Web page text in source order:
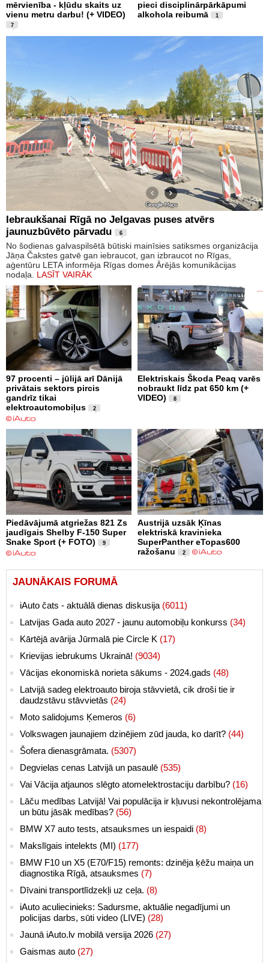
mērvienība - kļūdu skaits uz
vienu metru darbu! (+ VIDEO)
7
pieci disciplinārpārkāpumi
alkohola reibumā
1
Iebraukšanai Rīgā no Jelgavas puses atvērs
jaunuzbūvēto pārvadu
6
No šodienas galvaspilsētā būtiski mainīsies satiksmes organizācija
Jāņa Čakstes gatvē gan iebraucot, gan izbraucot no Rīgas,
aģentūru LETA informēja Rīgas domes Ārējās komunikācijas
nodaļa. LASĪT VAIRĀK
97 procenti – jūlijā arī Dānijā
privātais sektors pircis
gandrīz tikai
elektroautomobiļus
2
Elektriskais Škoda Peaq varēs
nobraukt līdz pat 650 km (+
VIDEO)
8
Piedāvājumā atgriežas 821 Zs
jaudīgais Shelby F-150 Super
Snake Sport (+ FOTO)
9
Austrijā uzsāk Ķīnas
elektriskā kravinieka
SuperPanther eTopas600
ražošanu
2
JAUNĀKAIS FORUMĀ
iAuto čats - aktuālā dienas diskusija (6011)
Latvijas Gada auto 2027 - jaunu automobiļu konkurss (34)
Kārtējā avārija Jūrmalā pie Circle K (17)
Krievijas iebrukums Ukrainā! (9034)
Vācijas ekonomiskā norieta sākums - 2024.gads (48)
Latvijā sadeg elektroauto biroja stāvvietā, cik droši tie ir
daudzstāvu stāvvietās (24)
Moto salidojums Ķemeros (6)
Volkswagen jaunajiem dzinējiem zūd jauda, ko darīt? (44)
Šofera dienasgrāmata. (5307)
Degvielas cenas Latvijā un pasaulē (535)
Vai Vācija atjaunos slēgto atomelektrostaciju darbību? (16)
Lāču medības Latvijā! Vai populācija ir kļuvusi nekontrolējama
un būtu jāsāk medības? (56)
BMW X7 auto tests, atsauksmes un iespaidi (8)
Makslīgais intelekts (MI) (177)
BMW F10 un X5 (E70/F15) remonts: dzinēja ķēžu maiņa un
diagnostika Rīgā, atsauksmes (7)
Dīvaini transportlīdzekļi uz ceļa. (8)
iAuto aculiecinieks: Sadursme, aktuālie negadījumi un
policijas darbs, sūti video (LIVE) (28)
Jaunā iAuto.lv mobilā versija 2026 (27)
Gaismas auto (27)